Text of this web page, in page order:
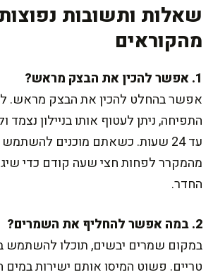
שאלות ותשובות
מהקוראים
1. אפשר להכין את הבצק מראש?
אפשר בהחלט להכין את הבצק מראש.
התפיחה, ניתן לעטוף אותו בניילון
עד 24 שעות. כשאתם מוכנים להשתמש
מהמקרר לפחות חצי שעה קודם כדי
החדר.
2. במה אפשר להחליף את השמרים?
טריים. פשוט המיסו אותם ישירות